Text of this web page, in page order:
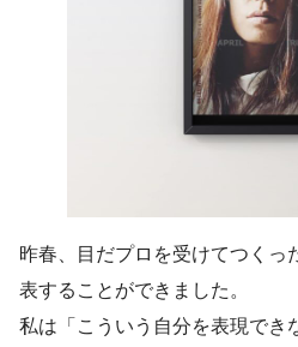
昨春、目だプロを受けてつくっ
表することができました。
私は「こういう自分を表現でき